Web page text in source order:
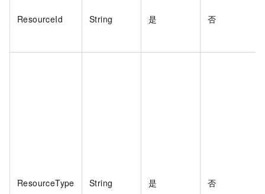
ResourceId String 是 否
ResourceType String 是 否